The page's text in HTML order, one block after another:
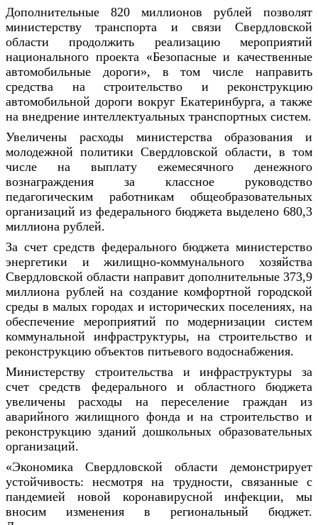
Дополнительные 820 миллионов рублей позволят
министерству транспорта и связи Свердловской
области продолжить реализацию мероприятий
национального проекта «Безопасные и качественные
автомобильные дороги», в том числе направить
средства на строительство и реконструкцию
автомобильной дороги вокруг Екатеринбурга, а также
на внедрение интеллектуальных транспортных систем.
Увеличены расходы министерства образования и
молодежной политики Свердловской области, в том
числе на выплату ежемесячного денежного
вознаграждения за классное руководство
педагогическим работникам общеобразовательных
организаций из федерального бюджета выделено 680,3
миллиона рублей.
За счет средств федерального бюджета министерство
энергетики и жилищно-коммунального хозяйства
Свердловской области направит дополнительные 373,9
миллиона рублей на создание комфортной городской
среды в малых городах и исторических поселениях, на
обеспечение мероприятий по модернизации систем
коммунальной инфраструктуры, на строительство и
реконструкцию объектов питьевого водоснабжения.
Министерству строительства и инфраструктуры за
счет средств федерального и областного бюджета
увеличены расходы на переселение граждан из
аварийного жилищного фонда и на строительство и
реконструкцию зданий дошкольных образовательных
организаций.
«Экономика Свердловской области демонстрирует
устойчивость: несмотря на трудности, связанные с
пандемией новой коронавирусной инфекции, мы
вносим изменения в региональный бюджет.